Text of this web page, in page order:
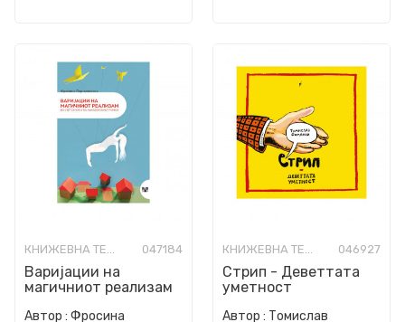
КНИЖЕВНА ТЕОРИЈА И КРИТИКА 047184
Варијации на
магичниот реализам
македонскиот роман
Автор : Фросина
КНИЖЕВНА ТЕОРИЈА И КРИТИКА 046927
Стрип - Деветтата
уметност
Автор : Томислав